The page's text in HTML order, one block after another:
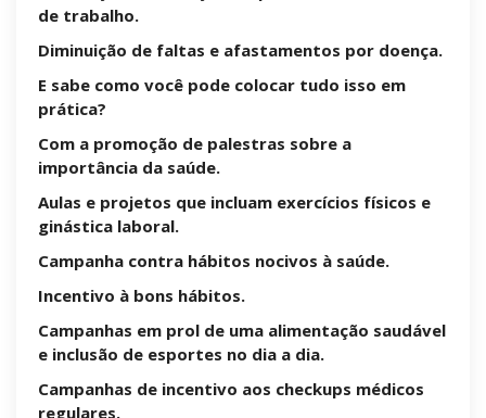
de trabalho.
Diminuição de faltas e afastamentos por doença.
E sabe como você pode colocar tudo isso em
prática?
Com a promoção de palestras sobre a
importância da saúde.
Aulas e projetos que incluam exercícios físicos e
ginástica laboral.
Campanha contra hábitos nocivos à saúde.
Incentivo à bons hábitos.
Campanhas em prol de uma alimentação saudável
e inclusão de esportes no dia a dia.
Campanhas de incentivo aos checkups médicos
regulares.